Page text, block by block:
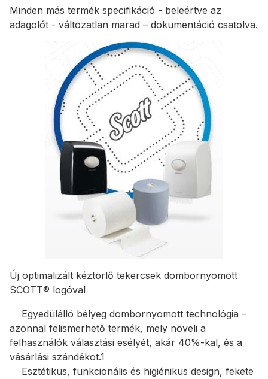
Minden más termék specifikáció - beleértve az
adagolót - változatlan marad – dokumentáció csatolva.
Új optimalizált kéztörlő tekercsek dombornyomott
SCOTT® logóval
Egyedülálló bélyeg dombornyomott technológia –
azonnal felismerhető termék, mely növeli a
felhasználók választási esélyét, akár 40%-kal, és a
vásárlási szándékot.1
Esztétikus, funkcionális és higiénikus design, fekete